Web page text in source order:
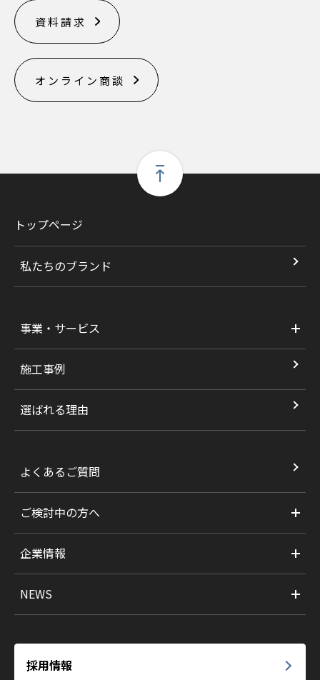
資料請求
オンライン商談
トップページ
私たちのブランド
事業・サービス
施工事例
選ばれる理由
よくあるご質問
ご検討中の方へ
企業情報
NEWS
採用情報